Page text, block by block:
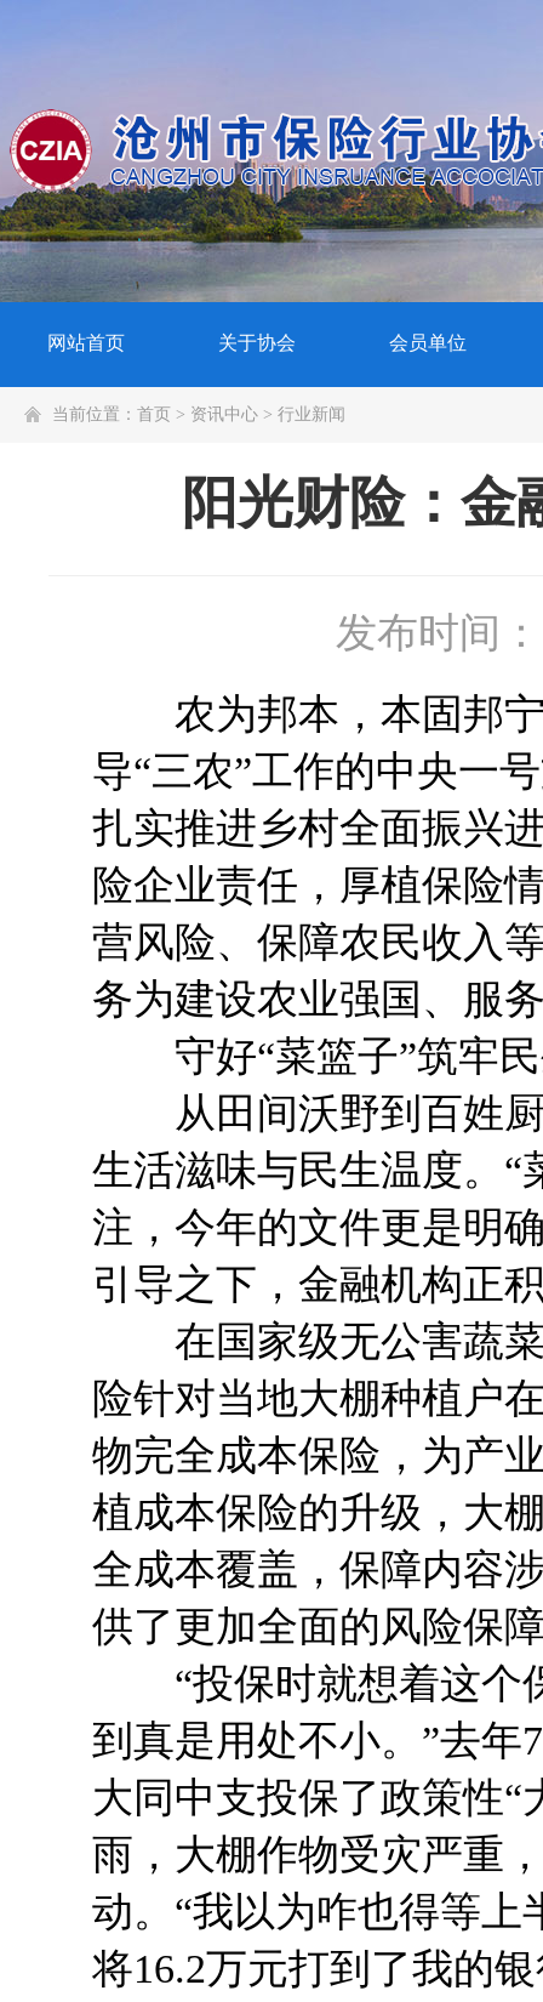
网站首页 关于协会 会员单位
当前位置： 首页 > 资讯中心 > 行业新闻
阳光财险：金
发布时间
农为邦本，本固邦宁
导“三农”工作的中央一
扎实推进乡村全面振兴
险企业责任，厚植保险
营风险、保障农民收入
务为建设农业强国、服
守好“菜篮子”筑牢民
从田间沃野到百姓厨
生活滋味与民生温度。“
注，今年的文件更是明
引导之下，金融机构正
在国家级无公害蔬菜
险针对当地大棚种植户
物完全成本保险，为产
植成本保险的升级，大
全成本覆盖，保障内容
供了更加全面的风险保
“投保时就想着这个
到真是用处不小。”去
大同中支投保了政策性
雨，大棚作物受灾严重
动。“我以为咋也得等
将16.2万元打到了我的